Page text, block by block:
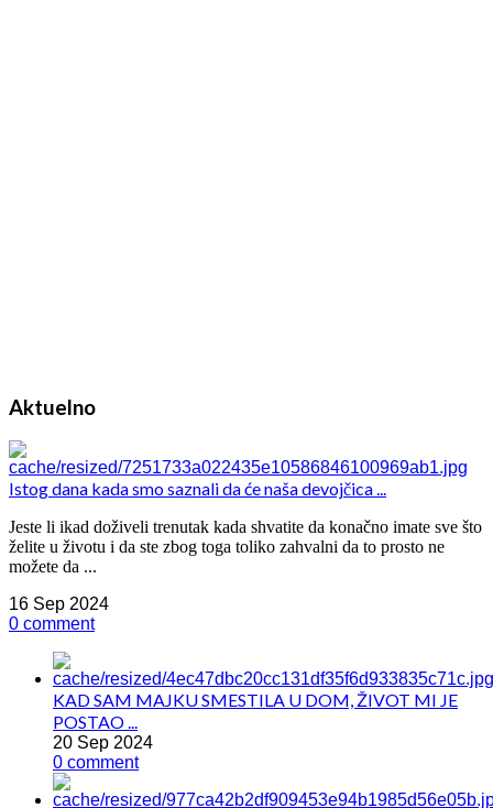
Aktuelno
Istog dana kada smo saznali da će naša devojčica ...
Jeste li ikad doživeli trenutak kada shvatite da konačno imate sve što
želite u životu i da ste zbog toga toliko zahvalni da to prosto ne
možete da ...
16 Sep 2024
0 comment
KAD SAM MAJKU SMESTILA U DOM, ŽIVOT MI JE
POSTAO ...
20 Sep 2024
0 comment